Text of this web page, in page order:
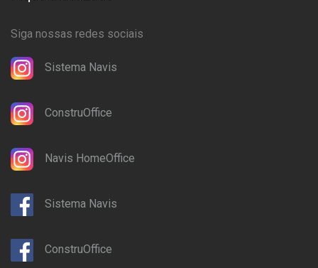
Siga nossas redes sociais
Sistema Navis
ConstruOffice
Navis HomeOffice
Sistema Navis
ConstruOffice